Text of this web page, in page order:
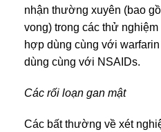
nhận thường xuyên (bao
vong) trong các thử
hợp dùng cùng với
dùng cùng với NSAIDs.
Các rối loạn gan mật
Các bất thường về xét